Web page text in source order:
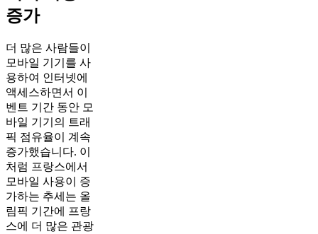
증가
더 많은 사람들이
모바일 기기를 사
용하여 인터넷에
액세스하면서 이
벤트 기간 동안 모
바일 기기의 트래
픽 점유율이 계속
증가했습니다. 이
처럼 프랑스에서
모바일 사용이 증
가하는 추세는 올
림픽 기간에 프랑
스에 더 많은 관광